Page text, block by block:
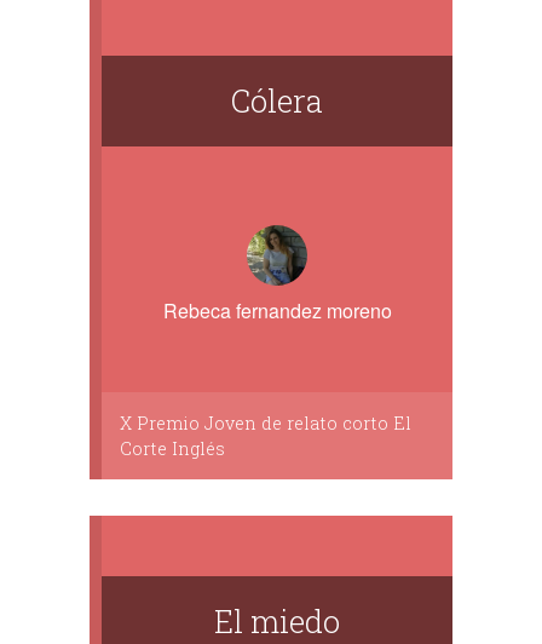
Cólera
Rebeca fernandez moreno
X Premio Joven de relato corto El
Corte Inglés
El miedo